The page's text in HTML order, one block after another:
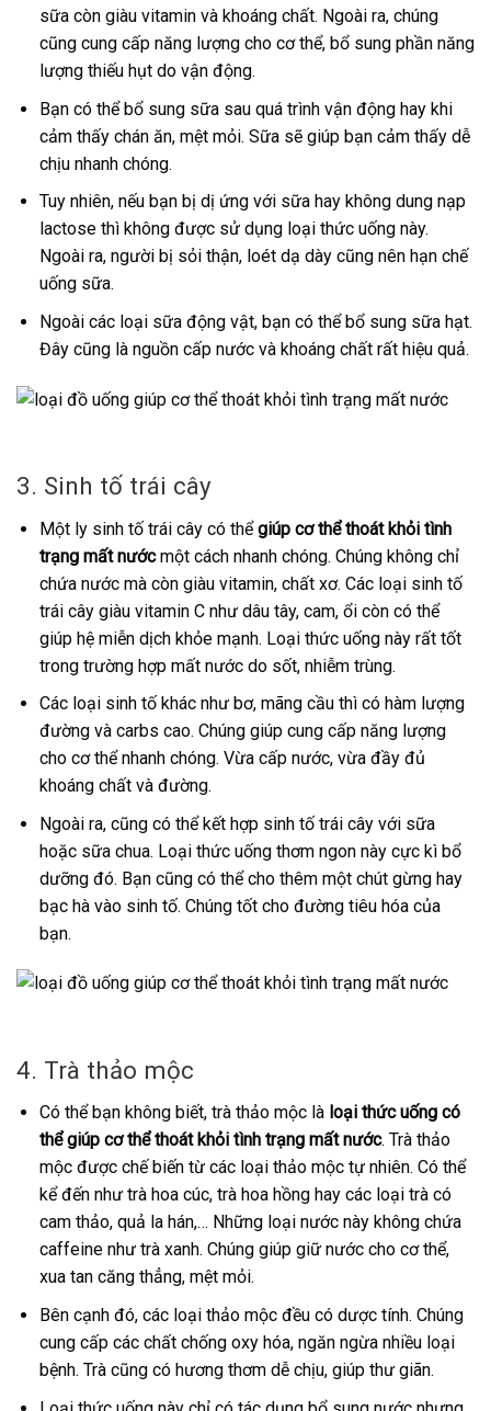
sữa còn giàu vitamin và khoáng chất. Ngoài ra, chúng
cũng cung cấp năng lượng cho cơ thể, bổ sung phần năng
lượng thiếu hụt do vận động.
Bạn có thể bổ sung sữa sau quá trình vận động hay khi
cảm thấy chán ăn, mệt mỏi. Sữa sẽ giúp bạn cảm thấy dễ
chịu nhanh chóng.
Tuy nhiên, nếu bạn bị dị ứng với sữa hay không dung nạp
lactose thì không được sử dụng loại thức uống này.
Ngoài ra, người bị sỏi thận, loét dạ dày cũng nên hạn chế
uống sữa.
Ngoài các loại sữa động vật, bạn có thể bổ sung sữa hạt.
Đây cũng là nguồn cấp nước và khoáng chất rất hiệu quả.
3. Sinh tố trái cây
Một ly sinh tố trái cây có thểgiúp cơ thể thoát khỏi tình
trạng mất nướcmột cách nhanh chóng. Chúng không chỉ
chứa nước mà còn giàu vitamin, chất xơ. Các loại sinh tố
trái cây giàu vitamin C như dâu tây, cam, ổi còn có thể
giúp hệ miễn dịch khỏe mạnh. Loại thức uống này rất tốt
trong trường hợp mất nước do sốt, nhiễm trùng.
Các loại sinh tố khác như bơ, mãng cầu thì có hàm lượng
đường và carbs cao. Chúng giúp cung cấp năng lượng
cho cơ thể nhanh chóng. Vừa cấp nước, vừa đầy đủ
khoáng chất và đường.
Ngoài ra, cũng có thể kết hợp sinh tố trái cây với sữa
hoặc sữa chua. Loại thức uống thơm ngon này cực kì bổ
dưỡng đó. Bạn cũng có thể cho thêm một chút gừng hay
bạc hà vào sinh tố. Chúng tốt cho đường tiêu hóa của
bạn.
4. Trà thảo mộc
Có thể bạn không biết, trà thảo mộc là loại thức uống có
thể giúp cơ thể thoát khỏi tình trạng mất nước. Trà thảo
mộc được chế biến từ các loại thảo mộc tự nhiên. Có thể
kể đến như trà hoa cúc, trà hoa hồng hay các loại trà có
cam thảo, quả la hán,… Những loại nước này không chứa
caffeine như trà xanh. Chúng giúp giữ nước cho cơ thể,
xua tan căng thẳng, mệt mỏi.
Bên cạnh đó, các loại thảo mộc đều có dược tính. Chúng
cung cấp các chất chống oxy hóa, ngăn ngừa nhiều loại
bệnh. Trà cũng có hương thơm dễ chịu, giúp thư giãn.